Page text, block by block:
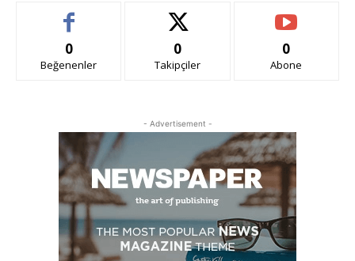
0
Beğenenler
0
Takipçiler
0
Abone
- Advertisement -